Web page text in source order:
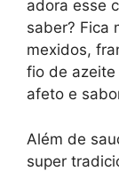
adora esse
saber? Fica
mexidos,
fio de azeite
afeto e
Além de
super